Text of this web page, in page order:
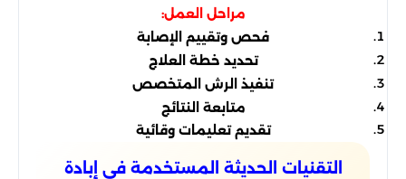
مراحل العمل:
فحص وتقييم الإصابة
تحديد خطة العلاج
تنفيذ الرش المتخصص
متابعة النتائج
تقديم تعليمات وقائية
التقنيات الحديثة المستخدمة في إبادة